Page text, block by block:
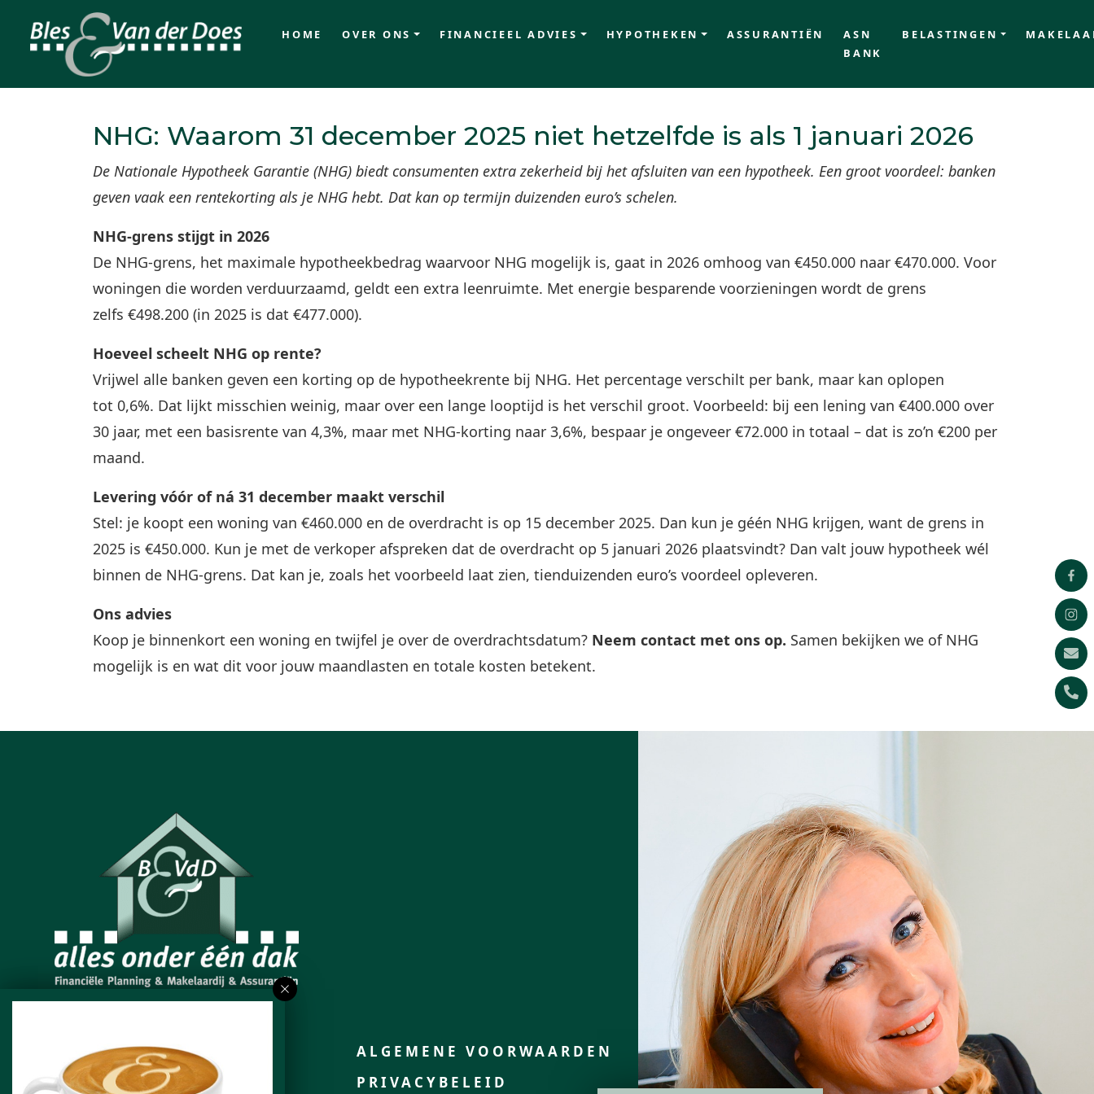
HOME OVER ONS FINANCIEEL ADVIES HYPOTHEKEN ASSURANTIËN
ASN
BANK
BELASTINGEN
NHG: Waarom 31 december 2025 niet hetzelfde is als 1 januari 2026
De Nationale Hypotheek Garantie (NHG) biedt consumenten extra zekerheid bij het afsluiten van een hypotheek. Een groot voordeel: banken
geven vaak een rentekorting als je NHG hebt. Dat kan op termijn duizenden euro’s schelen.
NHG-grens stijgt in 2026
De NHG-grens, het maximale hypotheekbedrag waarvoor NHG mogelijk is, gaat in 2026 omhoog van €450.000 naar €470.000. Voor
woningen die worden verduurzaamd, geldt een extra leenruimte. Met energie besparende voorzieningen wordt de grens
zelfs €498.200 (in 2025 is dat €477.000).
Hoeveel scheelt NHG op rente?
Vrijwel alle banken geven een korting op de hypotheekrente bij NHG. Het percentage verschilt per bank, maar kan oplopen
tot 0,6%. Dat lijkt misschien weinig, maar over een lange looptijd is het verschil groot. Voorbeeld: bij een lening van €400.000 over
30 jaar, met een basisrente van 4,3%, maar met NHG-korting naar 3,6%, bespaar je ongeveer €72.000 in totaal – dat is zo’n €200 per
maand.
Levering vóór of ná 31 december maakt verschil
Stel: je koopt een woning van €460.000 en de overdracht is op 15 december 2025. Dan kun je géén NHG krijgen, want de grens in
2025 is €450.000. Kun je met de verkoper afspreken dat de overdracht op 5 januari 2026 plaatsvindt? Dan valt jouw hypotheek wél
binnen de NHG-grens. Dat kan je, zoals het voorbeeld laat zien, tien­duizenden euro’s voordeel opleveren.
Ons advies
Koop je binnenkort een woning en twijfel je over de overdrachtsdatum? Neem contact met ons op. Samen bekijken we of NHG
mogelijk is en wat dit voor jouw maandlasten en totale kosten betekent.
Neem contact op
053 – 800 10 10
ALGEMENE VOORWAARDEN
PRIVACYBELEID